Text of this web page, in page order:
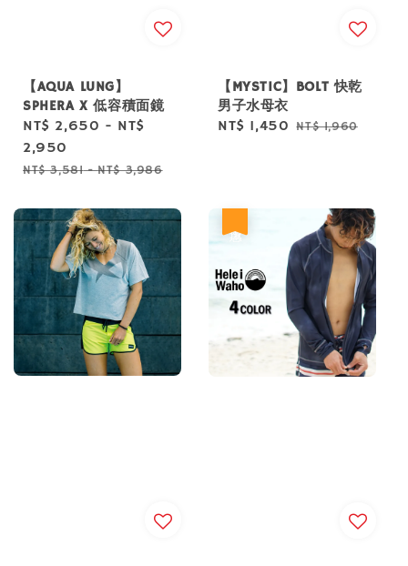
【AQUA LUNG】
SPHERA X 低容積面鏡
Sale
price
NT$ 2,650 - NT$
2,950
Regular
NT$ 3,581-NT$ 3,986
【MYSTIC】BOLT 快乾
男子水母衣
Sale
NT$ 1,450 Regular
NT$ 1,960